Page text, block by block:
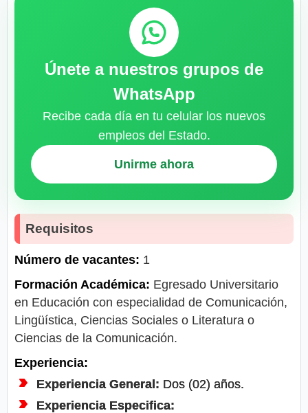
Únete a nuestros grupos de
WhatsApp
Recibe cada día en tu celular los nuevos
empleos del Estado.
Unirme ahora
Requisitos
Número de vacantes: 1
Formación Académica: Egresado Universitario
en Educación con especialidad de Comunicación,
Lingüística, Ciencias Sociales o Literatura o
Ciencias de la Comunicación.
Experiencia:
Experiencia General: Dos (02) años.
Experiencia Especifica: